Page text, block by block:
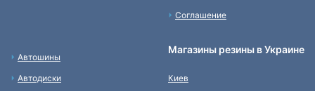
Соглашение
Автошины
Автодиски
Магазины резины в Украине
Киев